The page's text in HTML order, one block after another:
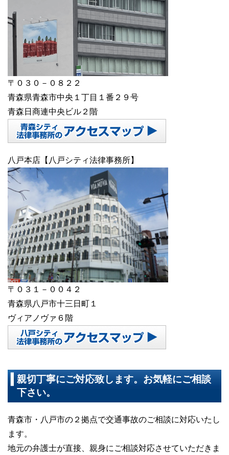
〒０３０－０８２２
青森県青森市中央１丁目１番２９号
青森日商連中央ビル２階
八戸本店【八戸シティ法律事務所】
〒０３１－００４２
青森県八戸市十三日町１
ヴィアノヴァ６階
親切丁寧にご対応致します。お気軽にご相談
下さい。
青森市・八戸市の２拠点で交通事故のご相談に対応いたし
ます。
地元の弁護士が直接、親身にご相談対応させていただきま